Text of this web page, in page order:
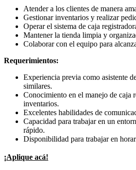
Atender a los clientes de manera
Gestionar inventarios y realizar
Operar el sistema de caja
Mantener la tienda limpia y
Colaborar con el equipo para
Requerimientos:
Experiencia previa como asistente
similares.
Conocimiento en el manejo de caja
inventarios.
Excelentes habilidades de
Capacidad para trabajar en un
rápido.
Disponibilidad para trabajar en
¡Aplique acá!